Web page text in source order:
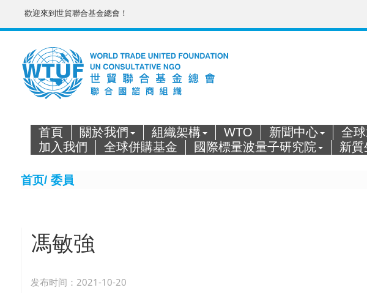
歡迎來到世貿聯合基金總會！
首頁 關於我們 組織架構 WTO 新聞中心 全
加入我們
全球併購基金 國際標量波量子研究院 新質
首页/ 委員
馮敏強
发布时间：2021-10-20